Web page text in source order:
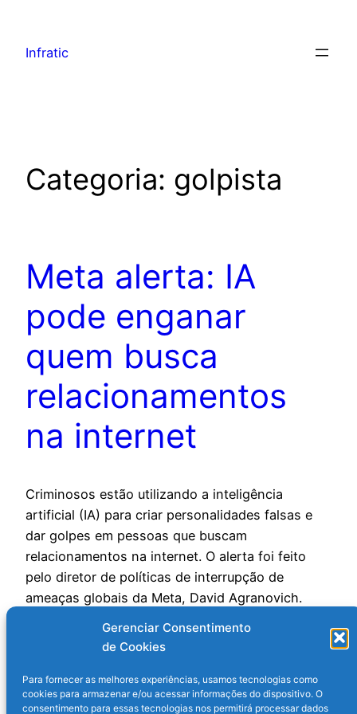
Gerenciar Consentimento
de Cookies
Para fornecer as melhores experiências, usamos tecnologias como
cookies para armazenar e/ou acessar informações do dispositivo. O
consentimento para essas tecnologias nos permitirá processar dados
Infratic
Categoria: golpista
Meta alerta: IA
pode enganar
quem busca
relacionamentos
na internet
Criminosos estão utilizando a inteligência
artificial (IA) para criar personalidades falsas e
dar golpes em pessoas que buscam
relacionamentos na internet. O alerta foi feito
pelo diretor de políticas de interrupção de
ameaças globais da Meta, David Agranovich.
mais de 408 mil contas de países da África
13 de fevereiro de 2025